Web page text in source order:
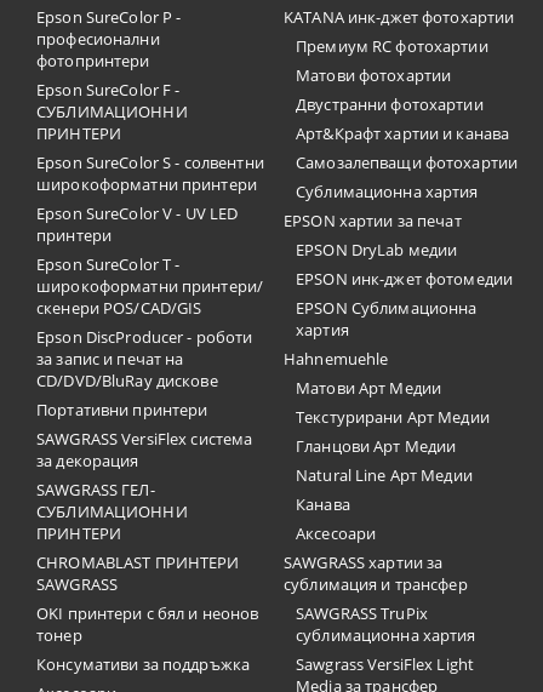
Epson SureColor P -
професионални
фотопринтери
Epson SureColor F -
СУБЛИМАЦИОННИ
ПРИНТЕРИ
Epson SureColor S - солвентни
широкоформатни принтери
Epson SureColor V - UV LED
принтери
Epson SureColor T -
широкоформатни принтери/
скенери POS/CAD/GIS
Epson DiscProducer - роботи
за запис и печат на
CD/DVD/BluRay дискове
Портативни принтери
SAWGRASS VersiFlex система
за декорация
SAWGRASS ГЕЛ-
СУБЛИМАЦИОННИ
ПРИНТЕРИ
CHROMABLAST ПРИНТЕРИ
SAWGRASS
OKI принтери с бял и неонов
тонер
Консумативи за поддръжка
KATANA инк-джет фотохартии
Премиум RC фотохартии
Матови фотохартии
Двустранни фотохартии
Арт&Крафт хартии и канава
Самозалепващи фотохартии
Сублимационна хартия
EPSON хартии за печат
EPSON DryLab медии
EPSON инк-джет фотомедии
EPSON Сублимационна
хартия
Hahnemuehle
Матови Арт Медии
Текстурирани Арт Медии
Гланцови Арт Медии
Natural Line Арт Медии
Канава
Аксесоари
SAWGRASS хартии за
сублимация и трансфер
SAWGRASS TruPix
сублимационна хартия
Sawgrass VersiFlex Light
Media за трансфер